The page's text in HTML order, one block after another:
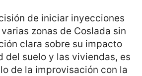
de iniciar inyecciones
zonas de Coslada sin
clara sobre su impacto
del suelo y las viviendas, es
de la improvisación con la